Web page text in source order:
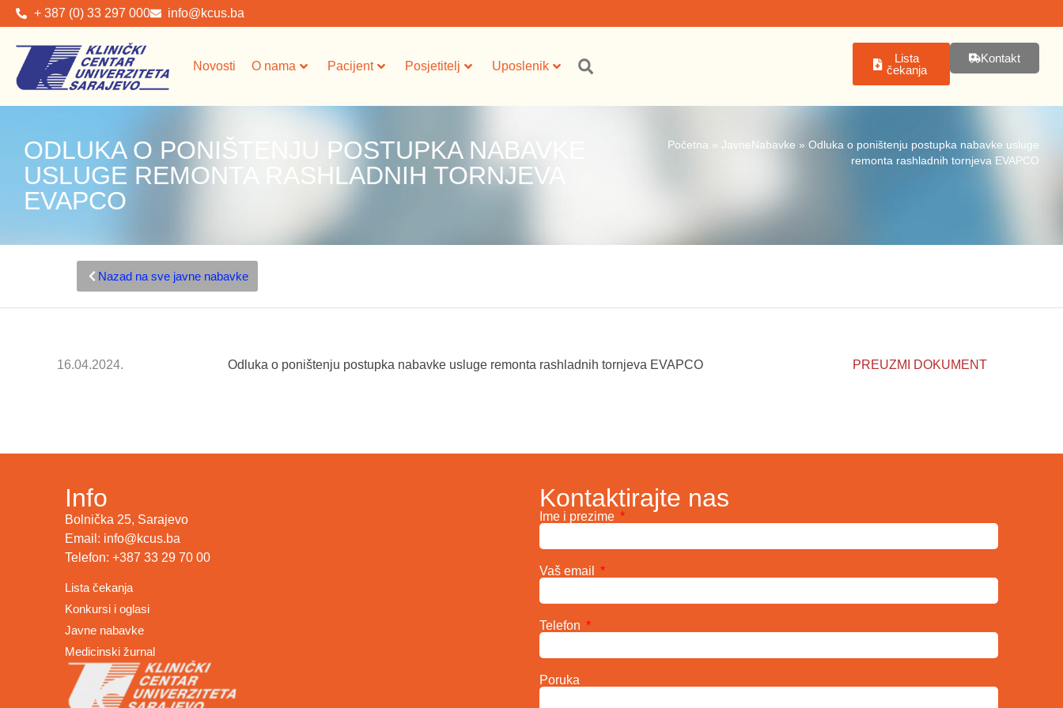
+ 387 (0) 33 297 000 info@kcus.ba
Novosti O nama Pacijent Posjetitelj Uposlenik
Lista
čekanja
Kontakt
ODLUKA O PONIŠTENJU POSTUPKA NABAVKE
USLUGE REMONTA RASHLADNIH TORNJEVA
EVAPCO
Početna » JavneNabavke » Odluka o poništenju postupka nabavke usluge
remonta rashladnih tornjeva EVAPCO
Nazad na sve javne nabavke
16.04.2024. Odluka o poništenju postupka nabavke usluge remonta rashladnih tornjeva EVAPCO PREUZMI DOKUMENT
Info
Bolnička 25, Sarajevo
Email: info@kcus.ba
Telefon: +387 33 29 70 00
Lista čekanja
Konkursi i oglasi
Javne nabavke
Medicinski žurnal
Kontaktirajte nas
Ime i prezime
Vaš email
Telefon
Poruka